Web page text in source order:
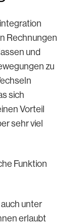
Rechnungen
und
zu
sich
Vorteil
sehr viel
Funktion
unter
erlaubt